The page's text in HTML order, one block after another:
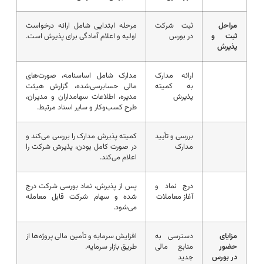
مراحل
ثبت و
پذیرش
ثبت شرکت
در بورس
مرحله ابتدایی شامل ارائه درخواست
اولیه و اعلام آمادگی برای پذیرش است.
ارائه مدارک
به کمیته
پذیرش
مدارک شامل اساسنامه، صورت‌های
مالی حسابرسی‌شده، گزارش هیئت
مدیره، اطلاعات سهامداران و مدیران،
طرح کسب‌وکار و سایر اسناد مرتبط.
بررسی و تأیید
مدارک
کمیته پذیرش مدارک را بررسی می‌کند و
در صورت کامل بودن، پذیرش شرکت را
اعلام می‌کند.
درج نماد و
آغاز معاملات
پس از پذیرش، نماد بورسی شرکت درج
شده و سهام شرکت قابل معامله
می‌شود.
مزایای
حضور
در بورس
دسترسی به
منابع مالی
جدید
افزایش سرمایه و تأمین مالی پروژه‌ها از
طریق بازار سرمایه.